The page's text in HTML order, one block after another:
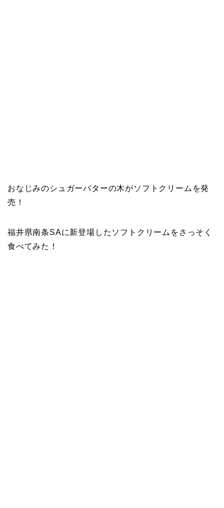
おなじみのシュガーバターの木がソフトクリームを発
売！
福井県南条SAに新登場したソフトクリームをさっそく
食べてみた！